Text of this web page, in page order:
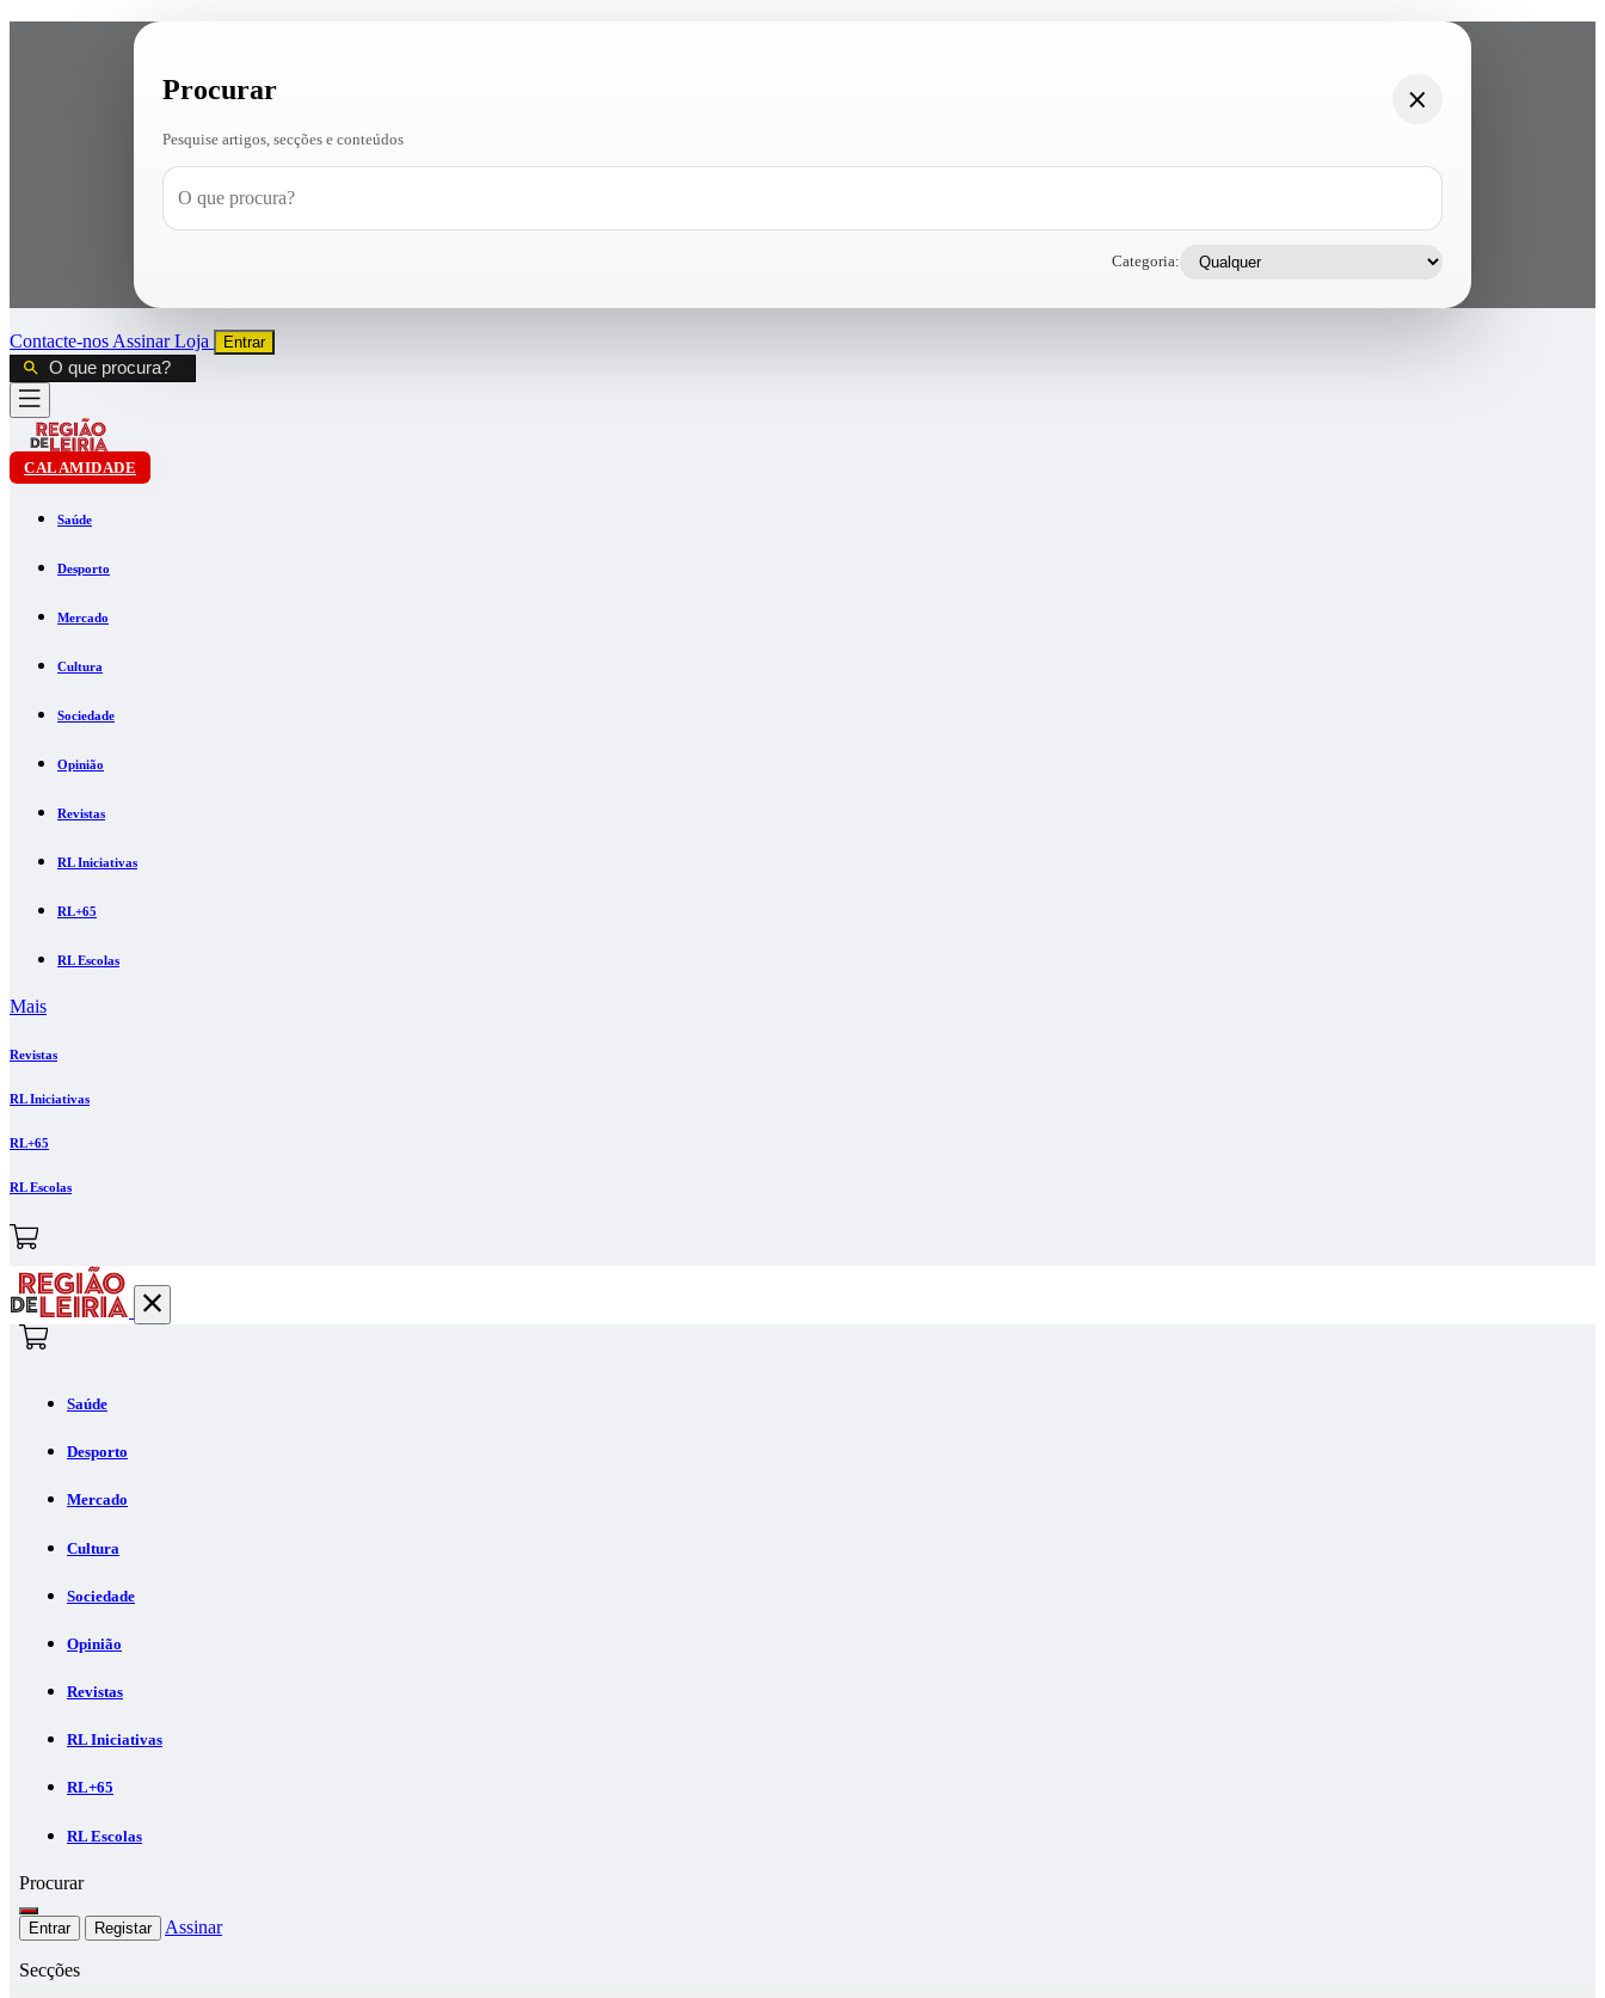
Procurar
Pesquise artigos, secções e conteúdos
Categoria:
Contacte-nos AssinarLoja Entrar
CALAMIDADE
Saúde
Desporto
Mercado
Cultura
Sociedade
Opinião
Revistas
RL Iniciativas
RL+65
RL Escolas
Mais
Revistas
RL Iniciativas
RL+65
RL Escolas
Saúde
Desporto
Mercado
Cultura
Sociedade
Opinião
Revistas
RL Iniciativas
RL+65
RL Escolas
Procurar
Entrar Registar Assinar
Secções